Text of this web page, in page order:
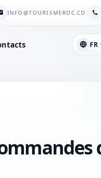
INFO@TOURISMERDC.CD
FR